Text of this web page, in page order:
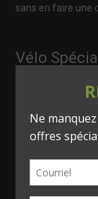
sans en faire une
Vélo
418 566-0261
120, rue St-Pierre
Matane (Québec)
G4W 2B5